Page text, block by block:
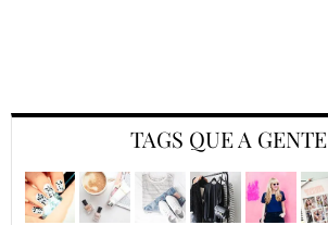
TAGS QUE A GENTE